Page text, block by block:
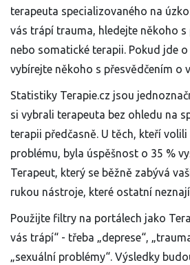
terapeuta specializovaného na
vás trápí trauma, hledejte někoho s
nebo somatické terapii. Pokud jde
vybírejte někoho s přesvědčením o
Statistiky Terapie.cz jsou
si vybrali terapeuta bez ohledu na
terapii předčasně. U těch, kteří
problému, byla úspěšnost o 35 %
Terapeut, který se běžně zabývá
rukou nástroje, které ostatní
Použijte filtry na portálech jako
vás trápí“ - třeba „deprese“,
„sexuální problémy“. Výsledky